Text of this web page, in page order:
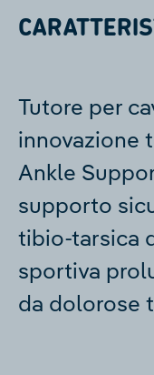
Tutore per
innovazione
Ankle
supporto
tibio-tarsica
sportiva
da dolorose